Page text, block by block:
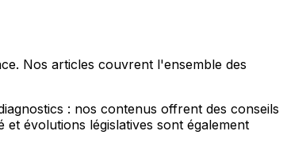
Nos articles couvrent l'ensemble des
: nos contenus offrent des conseils
évolutions législatives sont également